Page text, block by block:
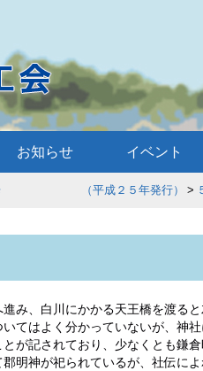
お知らせ イベント
歩 （平成２５年発行）
み、白川にかかる天王橋を渡る
てはよく分かっていないが、神
が記されており、少なくとも鎌
明神が祀られているが、社伝に